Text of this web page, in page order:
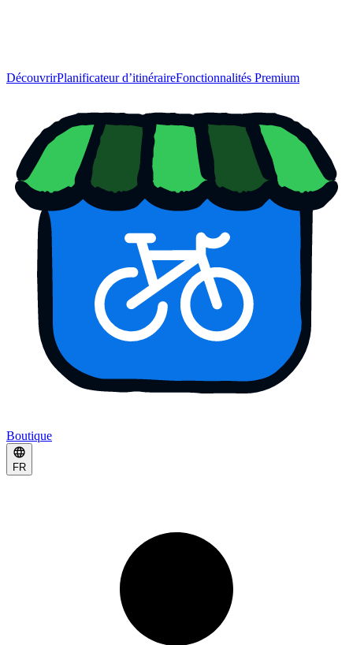
DécouvrirPlanificateur d’itinéraireFonctionnalités Premium
Boutique
FR